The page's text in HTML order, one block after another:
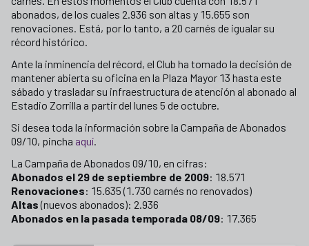
abonados, de los cuales 2.936 son altas y 15.655 son
renovaciones. Está, por lo tanto, a 20 carnés de igualar su
récord histórico.
Ante la inminencia del récord, el Club ha tomado la decisión de
mantener abierta su oficina en la Plaza Mayor 13 hasta este
sábado y trasladar su infraestructura de atención al abonado al
Estadio Zorrilla a partir del lunes 5 de octubre.
Si desea toda la información sobre la Campaña de Abonados
09/10, pincha aquí.
La Campaña de Abonados 09/10, en cifras:
Abonados el 29 de septiembre de 2009: 18.571
Renovaciones: 15.635 (1.730 carnés no renovados)
Altas(nuevos abonados): 2.936
Abonados en la pasada temporada 08/09: 17.365